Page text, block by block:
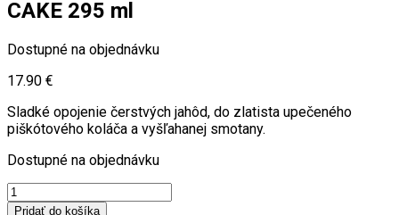
CAKE 295 ml
Dostupné na objednávku
17.90 €
Sladké opojenie čerstvých jahôd, do zlatista upečeného
piškótového koláča a vyšľahanej smotany.
Dostupné na objednávku
Pridať do košíka